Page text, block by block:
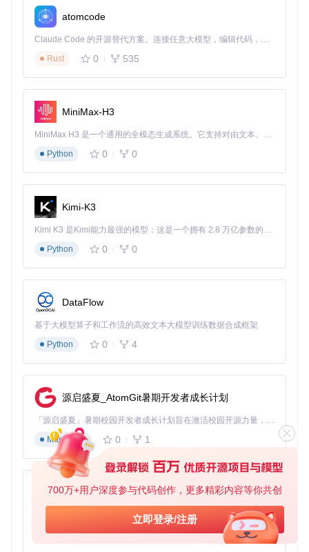
700万+用户深度参与代码创作，更多精彩内容等你共创
立即登录/注册
atomcode
Claude Code 的开源替代方案。连接任意大模型，编辑代码，运行命令，自动验证 — 全自动执行。用 Rust 构建，极致性能。 ｜ An open-source alternative to Claude Code. Connect any LLM, edit code, run commands, and verify changes — autonomously. Built in Rust for speed. Get Started
Rust
0 535
MiniMax-H3
MiniMax H3 是一个通用的全模态生成系统。它支持对由文本、图像、视频和音频组成的多模态上下文进行统一理解，并能生成分辨率高达 2K、时长可达 15 秒的带原生立体声音频的视频。得益于面向任务泛化的系统设计，H3 在预训练阶段就已具备广泛的多模态上下文理解与生成能力，能够出色地执行复杂的多模态指令。
Python
0 0
Kimi-K3
Kimi K3 是Kimi能力最强的模型：这是一个拥有 2.8 万亿参数的混合专家（MoE）模型，具备原生视觉理解能力，并支持 100 万 token 的上下文窗口。
Python
0 0
DataFlow
基于大模型算子和工作流的高效文本大模型训练数据合成框架
Python
0 4
源启盛夏_AtomGit暑期开发者成长计划
「源启盛夏」暑期校园开发者成长计划旨在激活校园开源力量，通过积分激励、认证扶持、资源倾斜等形式，引导高校组织和开发者完成「入驻 — 建项目 — 做贡献 — 获认证 — 得资源」的完整闭环。无论你是想带领社团入驻平台的组织者，还是希望用代码贡献证明自己的开发者，都能在这里找到属于你的成长路径。
Markdown
0 1
py-xiaozhi
基于Python的Xiaozhi AI，适用于想要完整Xiaozhi体验而无需拥有专用硬件的用户。
Python
0 1